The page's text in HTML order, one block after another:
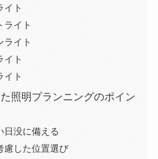
イト
ライト
ライト
イト
イト
照明プランニングのポイン
日没に備える
慮した位置選び